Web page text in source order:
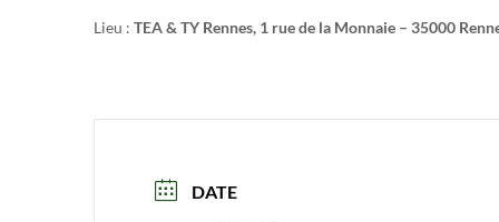
Lieu : TEA & TY Rennes, 1 rue de la Monnaie – 35000
DATE